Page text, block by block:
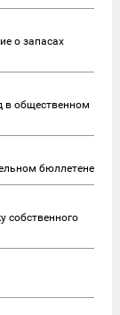
о запасах
в общественном
бюллетене
собственного